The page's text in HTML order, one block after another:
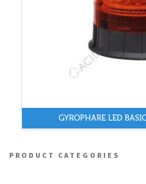
GYROPHARE LED
PRODUCT CATEGORIES